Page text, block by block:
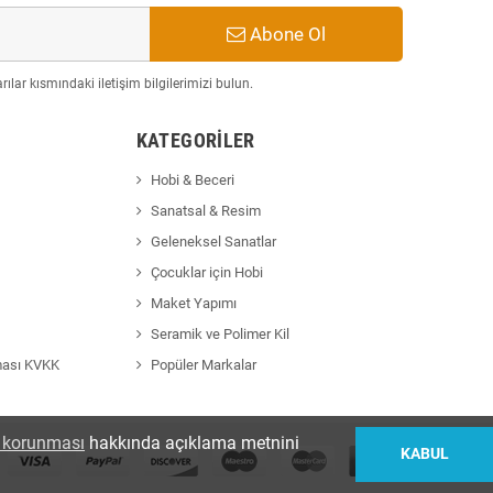
Abone Ol
kısmındaki iletişim bilgilerimizi bulun.
KVKK
KATEGORILER
Hobi & Beceri
Sanatsal & Resim
Geleneksel Sanatlar
Çocuklar için Hobi
Maket Yapımı
Seramik ve Polimer Kil
Popüler Markalar
hakkında açıklama metnini
KABUL